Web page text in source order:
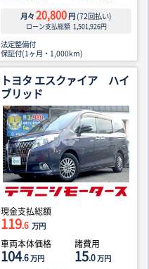
月々 20,800 円 (72回払い)
ローン支払総額 1,501,926円
法定整備付
保証付(1ヶ月・1,000km)
トヨタ エスクァイア ハイ
ブリッド
現金支払総額
119.6 万円
車両本体価格
104.6万円
諸費用
15.0万円